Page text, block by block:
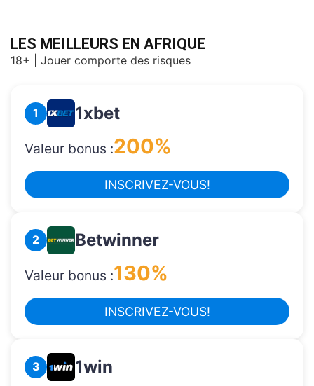
LES MEILLEURS EN AFRIQUE
18+ | Jouer comporte des risques
1 1xbet
Valeur bonus :200%
INSCRIVEZ-VOUS!
2 Betwinner
Valeur bonus :130%
INSCRIVEZ-VOUS!
3 1win